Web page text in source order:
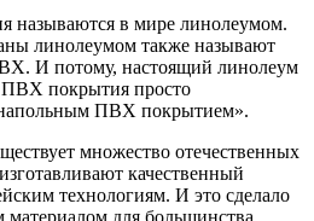
называются в мире линолеумом.
линолеумом также называют
И потому, настоящий линолеум
покрытия просто
ПВХ покрытием».
множество отечественных
качественный
технологиям. И это сделало
материалом для большинства